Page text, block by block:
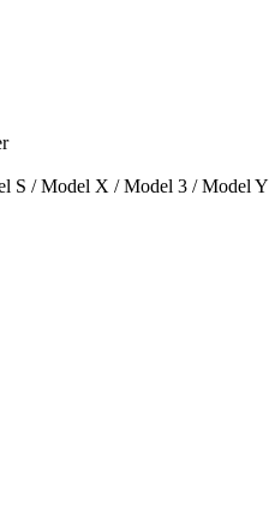
S / Model X / Model 3 / Model Y